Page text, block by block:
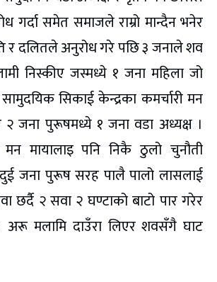
समेत समाजले राम्रो मान्दैन भनेर
र दलितले अनुरोध गरे पछि ३ जनाले शव
निस्कीए जस्मध्ये १ जना महिला जो
सिकाई केन्द्रका कमर्चारी मन
२ जना पुरूषमध्ये १ जना वडा अध्यक्ष ।
मायालाइ पनि निकै ठुलो चुनौती
जना पुरूष सरह पालै पालो लासलाई
छर्दै २ सवा २ घण्टाको बाटो पार गरेर
अरू मलामि दाउँरा लिएर शवसँगै घाट